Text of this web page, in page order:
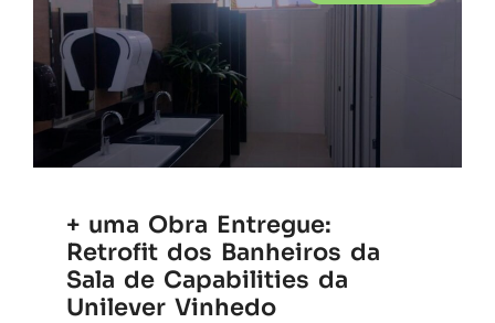
+ uma Obra Entregue:
Retrofit dos Banheiros da
Sala de Capabilities da
Unilever Vinhedo